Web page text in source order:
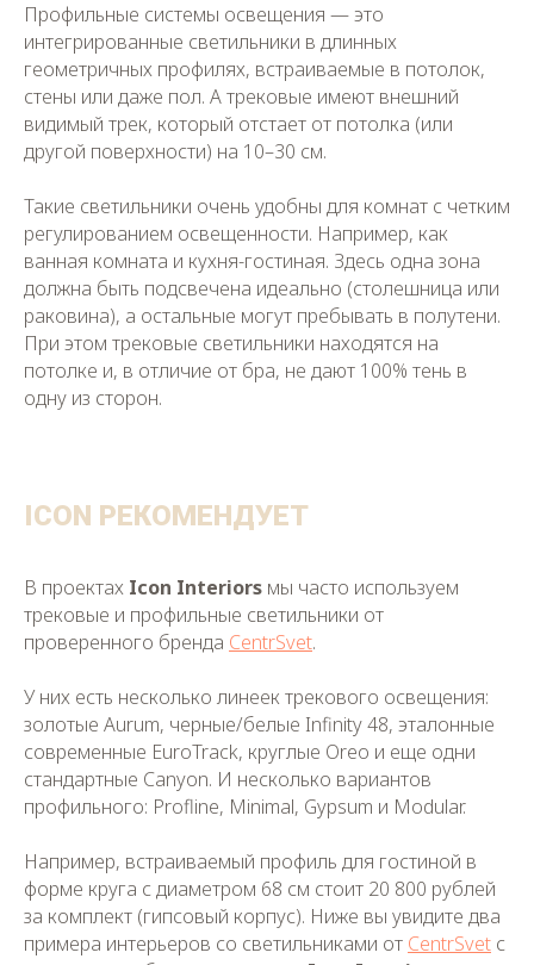
Профильные системы освещения — это
интегрированные светильники в длинных
геометричных профилях, встраиваемые в потолок,
стены или даже пол. А трековые имеют внешний
видимый трек, который отстает от потолка (или
другой поверхности) на 10–30 см.
Такие светильники очень удобны для комнат с четким
регулированием освещенности. Например, как
ванная комната и кухня-гостиная. Здесь одна зона
должна быть подсвечена идеально (столешница или
раковина), а остальные могут пребывать в полутени.
При этом трековые светильники находятся на
потолке и, в отличие от бра, не дают 100% тень в
одну из сторон.
ICON РЕКОМЕНДУЕТ
В проектах Icon Interiors мы часто используем
трековые и профильные светильники от
проверенного бренда CentrSvet.
У них есть несколько линеек трекового освещения:
золотые Aurum, черные/белые Infinity 48, эталонные
современные EuroTrack, круглые Oreo и еще одни
стандартные Canyon. И несколько вариантов
профильного: Profline, Minimal, Gypsum и Modular.
Например, встраиваемый профиль для гостиной в
форме круга с диаметром 68 см стоит 20 800 рублей
за комплект (гипсовый корпус). Ниже вы увидите два
примера интерьеров со светильниками от CentrSvet с